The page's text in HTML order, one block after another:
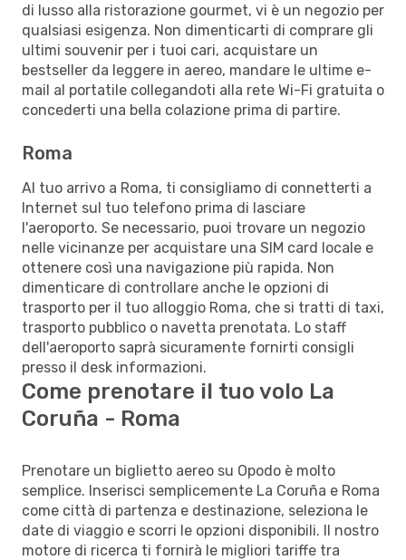
di lusso alla ristorazione gourmet, vi è un negozio per
qualsiasi esigenza. Non dimenticarti di comprare gli
ultimi souvenir per i tuoi cari, acquistare un
bestseller da leggere in aereo, mandare le ultime e-
mail al portatile collegandoti alla rete Wi-Fi gratuita o
concederti una bella colazione prima di partire.
Roma
Al tuo arrivo a Roma, ti consigliamo di connetterti a
Internet sul tuo telefono prima di lasciare
l'aeroporto. Se necessario, puoi trovare un negozio
nelle vicinanze per acquistare una SIM card locale e
ottenere così una navigazione più rapida. Non
dimenticare di controllare anche le opzioni di
trasporto per il tuo alloggio Roma, che si tratti di taxi,
trasporto pubblico o navetta prenotata. Lo staff
dell'aeroporto saprà sicuramente fornirti consigli
presso il desk informazioni.
Come prenotare il tuo volo La
Coruña - Roma
Prenotare un biglietto aereo su Opodo è molto
semplice. Inserisci semplicemente La Coruña e Roma
come città di partenza e destinazione, seleziona le
date di viaggio e scorri le opzioni disponibili. Il nostro
motore di ricerca ti fornirà le migliori tariffe tra